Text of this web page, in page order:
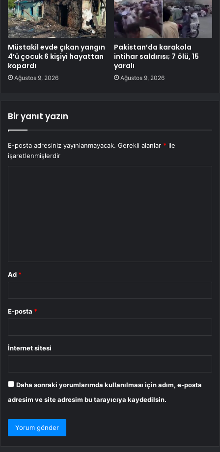
Müstakil evde çıkan yangın
4’ü çocuk 6 kişiyi hayattan
kopardı
Ağustos 9, 2026
Pakistan’da karakola
intihar saldırısı; 7 ölü, 15
yaralı
Ağustos 9, 2026
Bir yanıt yazın
E-posta adresiniz yayınlanmayacak. Gerekli alanlar * ile
işaretlenmişlerdir
Ad *
E-posta *
İnternet sitesi
Daha sonraki yorumlarımda kullanılması için adım, e-posta
adresim ve site adresim bu tarayıcıya kaydedilsin.